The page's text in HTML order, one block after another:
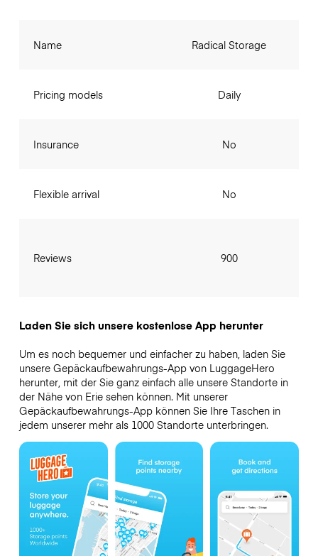
Name
Pricing models
Insurance
Flexible arrival
Reviews
Radical Storage
Daily
No
No
900
Laden Sie sich unsere kostenlose App herunter
Um es noch bequemer und einfacher zu haben, laden Sie
unsere Gepäckaufbewahrungs-App von LuggageHero
herunter, mit der Sie ganz einfach alle unsere Standorte in
der Nähe von Erie sehen können. Mit unserer
Gepäckaufbewahrungs-App können Sie Ihre Taschen in
jedem unserer mehr als 1000 Standorte unterbringen.